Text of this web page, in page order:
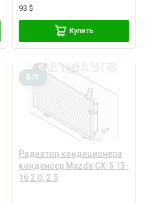
93 $
Купить
Радиатор кондиционера
конденсер Mazda CX-5 13-
16 2.0, 2.5
Б/У